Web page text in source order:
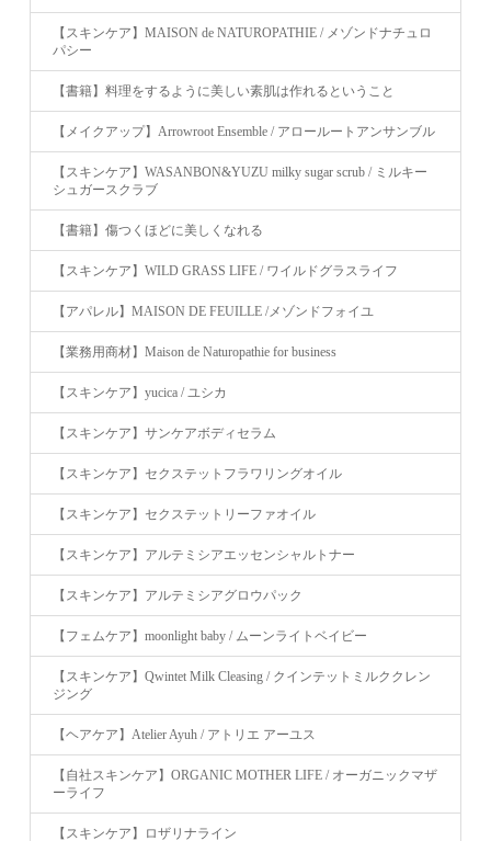
【スキンケア】MAISON de NATUROPATHIE / メゾンドナチュロ
パシー
【書籍】料理をするように美しい素肌は作れるということ
【メイクアップ】Arrowroot Ensemble / アロールートアンサンブル
【スキンケア】WASANBON&YUZU milky sugar scrub / ミルキー
シュガースクラブ
【書籍】傷つくほどに美しくなれる
【スキンケア】WILD GRASS LIFE / ワイルドグラスライフ
【アパレル】MAISON DE FEUILLE /メゾンドフォイユ
【業務用商材】Maison de Naturopathie for business
【スキンケア】yucica / ユシカ
【スキンケア】サンケアボディセラム
【スキンケア】セクステットフラワリングオイル
【スキンケア】セクステットリーファオイル
【スキンケア】アルテミシアエッセンシャルトナー
【スキンケア】アルテミシアグロウパック
【フェムケア】moonlight baby / ムーンライトベイビー
【スキンケア】Qwintet Milk Cleasing / クインテットミルククレン
ジング
【ヘアケア】Atelier Ayuh / アトリエ アーユス
【自社スキンケア】ORGANIC MOTHER LIFE / オーガニックマザ
ーライフ
【スキンケア】ロザリナライン